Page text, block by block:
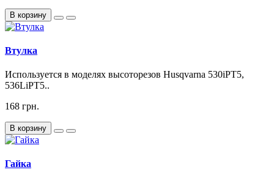
В корзину
Втулка
Используется в моделях высоторезов Husqvarna 530iPT5,
536LiPT5..
168 грн.
В корзину
Гайка